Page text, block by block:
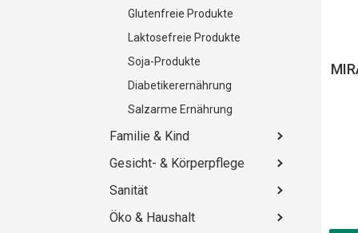
Glutenfreie Produkte
Laktosefreie Produkte
Soja-Produkte
Diabetikerernährung
Salzarme Ernährung
Familie & Kind
Gesicht- & Körperpflege
Sanität
Öko & Haushalt